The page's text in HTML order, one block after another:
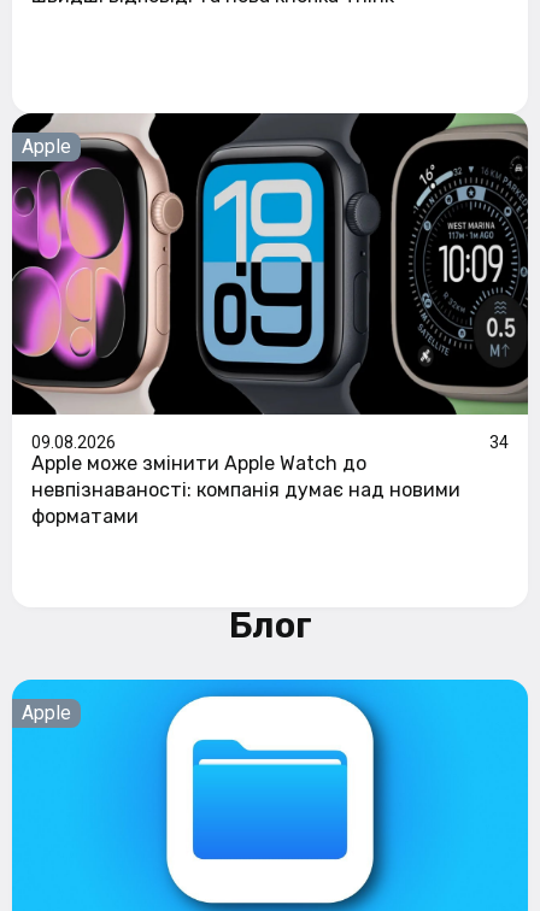
Apple
09.08.2026 34
Apple може змінити Apple Watch до
невпізнаваності: компанія думає над новими
форматами
Блог
Apple